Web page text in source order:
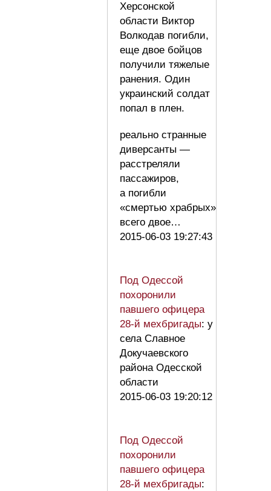
Херсонской
области Виктор
Волкодав погибли,
еще двое бойцов
получили тяжелые
ранения. Один
украинский солдат
попал в плен.
реально странные
диверсанты —
расстреляли
пассажиров,
а погибли
«смертью храбрых»
всего двое…
2015-06-03 19:27:43
Под Одессой
похоронили
павшего офицера
28-й мехбригады: у
села Славное
Докучаевского
района Одесской
области
2015-06-03 19:20:12
Под Одессой
похоронили
павшего офицера
28-й мехбригады: